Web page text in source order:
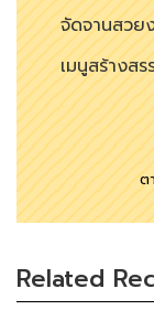
จัดจานสวย
เมนูสร้างสร
ต
Related